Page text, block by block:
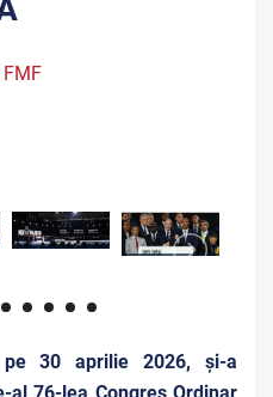
FMF
pe 30 aprilie 2026, și-a